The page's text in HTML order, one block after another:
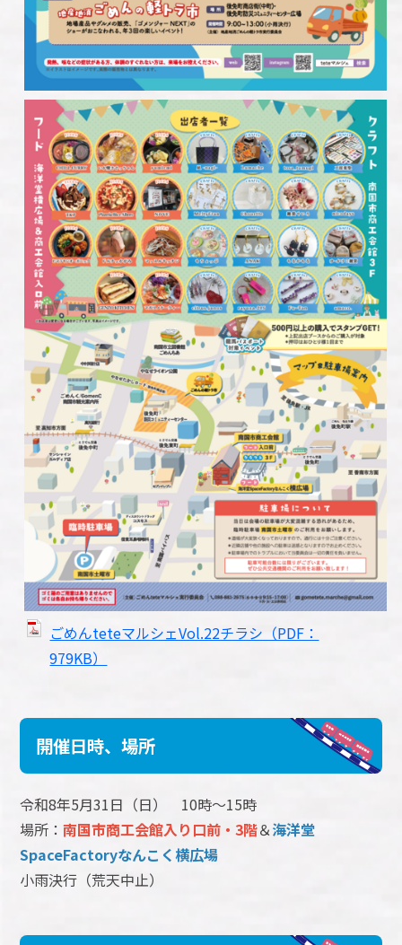
ごめんteteマルシェVol.22チラシ（PDF：
979KB）
開催日時、場所
令和8年5月31日（日） 10時～15時
場所：南国市商工会館入り口前・3階＆海洋堂
SpaceFactoryなんこく横広場
小雨決行（荒天中止）